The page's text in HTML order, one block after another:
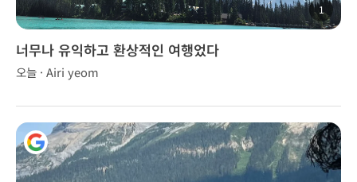
1
너무나 유익하고 환상적인 여행었다
오늘 · Airi yeom